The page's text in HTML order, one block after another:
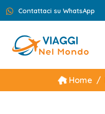
Contattaci su WhatsApp
Home